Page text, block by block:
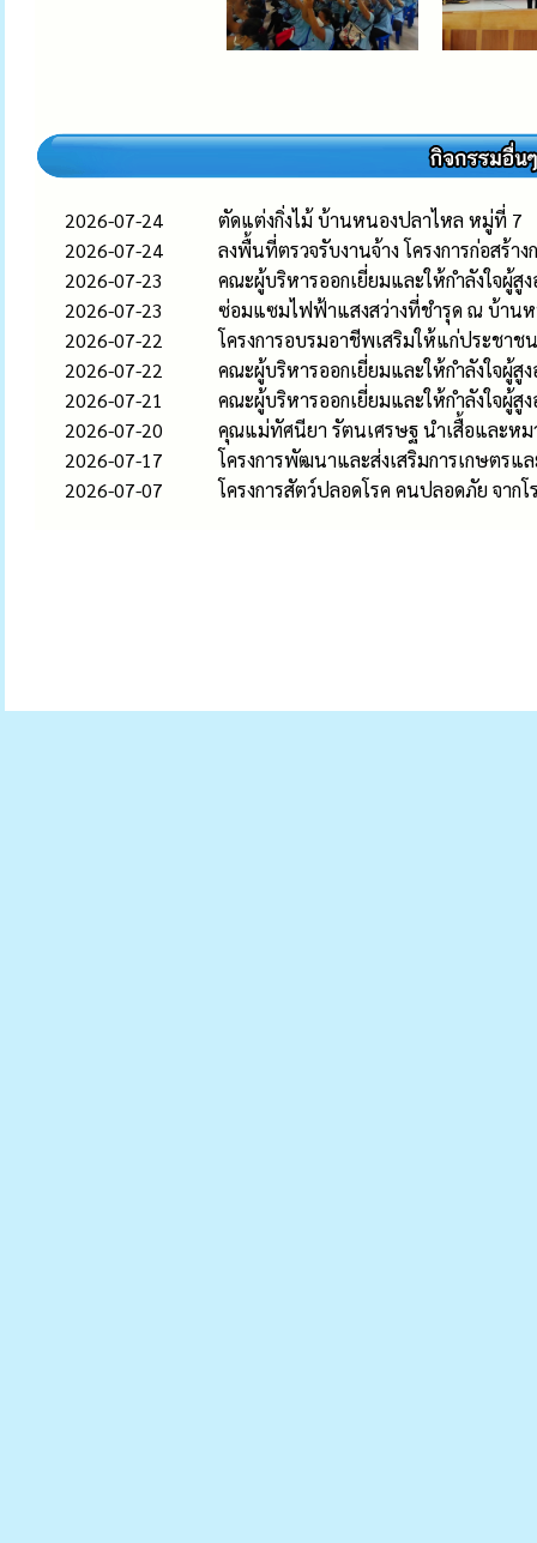
2026-07-24
ตัดแต่งกิ่งไม้ บ้านหนองปลาไหล หมู่ที่ 7
2026-07-24
ลงพื้นที่ตรวจรับงานจ้าง โครงการก่อสร้
2026-07-23
คณะผู้บริหารออกเยี่ยมและให้กำลังใจผู้
2026-07-23
ซ่อมแซมไฟฟ้าแสงสว่างที่ชำรุด ณ บ้าน
2026-07-22
โครงการอบรมอาชีพเสริมให้แก่ประชาช
2026-07-22
คณะผู้บริหารออกเยี่ยมและให้กำลังใจผู้
2026-07-21
คณะผู้บริหารออกเยี่ยมและให้กำลังใจผู้
2026-07-20
คุณแม่ทัศนียา รัตนเศรษฐ นำเสื้อและหม
2026-07-17
โครงการพัฒนาและส่งเสริมการเกษตร
2026-07-07
โครงการสัตว์ปลอดโรค คนปลอดภัย จา